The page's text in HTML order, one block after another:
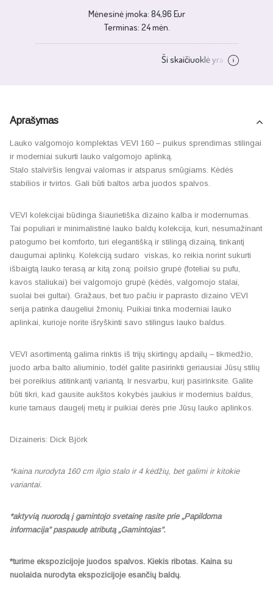
Aprašymas
Lauko valgomojo komplektas VEVI 160 – puikus sprendimas stilingai
ir moderniai sukurti lauko valgomojo aplinką.
Stalo stalviršis lengvai valomas ir atsparus smūgiams. Kėdės
stabilios ir tvirtos. Gali būti baltos arba juodos spalvos.
VEVI kolekcijai būdinga šiaurietiška dizaino kalba ir modernumas.
Tai populiari ir minimalistinė lauko baldų kolekcija, kuri, nesumažinant
patogumo bei komforto, turi elegantišką ir stilingą dizainą, tinkantį
daugumai aplinkų. Kolekciją sudaro viskas, ko reikia norint sukurti
išbaigtą lauko terasą ar kitą zoną: poilsio grupė (foteliai su pufu,
kavos staliukai) bei valgomojo grupė (kėdės, valgomojo stalai,
suolai bei gultai). Gražaus, bet tuo pačiu ir paprasto dizaino VEVI
serija patinka daugeliui žmonių. Puikiai tinka moderniai lauko
aplinkai, kurioje norite išryškinti savo stilingus lauko baldus.
VEVI asortimentą galima rinktis iš trijų skirtingų apdailų – tikmedžio,
juodo arba balto aliuminio, todėl galite pasirinkti geriausiai Jūsų stilių
bei poreikius atitinkantį variantą. Ir nesvarbu, kurį pasirinksite. Galite
būti tikri, kad gausite aukštos kokybės jaukius ir modernius baldus,
kurie tarnaus daugelį metų ir puikiai derės prie Jūsų lauko aplinkos.
Dizaineris: Dick Björk
*kaina nurodyta 160 cm ilgio stalo ir 4 kėdžių, bet galimi ir kitokie
variantai.
*aktyvią nuorodą į gamintojo svetainę rasite prie „Papildoma
informacija” paspaudę atributą „Gamintojas”.
*turime ekspozicijoje juodos spalvos. Kiekis ribotas. Kaina su
nuolaida nurodyta ekspozicijoje esančių baldų.